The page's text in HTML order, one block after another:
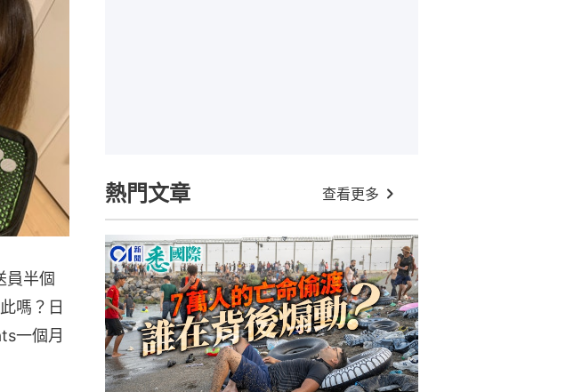
員半個
嗎？日
一個月
熱門文章 查看更多